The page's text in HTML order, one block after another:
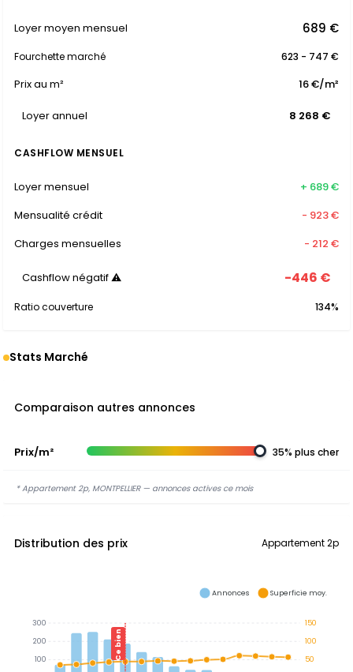
Loyer moyen mensuel 689 €
Fourchette marché 623 - 747 €
Prix au m² 16 €/m²
Loyer annuel 8 268 €
CASHFLOW MENSUEL
Loyer mensuel
+ 689 €
Mensualité crédit
- 923 €
Charges mensuelles
- 212 €
Cashflow négatif ⚠ -446 €
Ratio couverture 134%
Stats Marché
Comparaison autres annonces
Prix/m² 35% plus cher
* Appartement 2p, MONTPELLIER — annonces actives ce mois
Distribution des prix Appartement 2p
Ce bien
150
100
50
300
200
100
Annonces Superficie moy.